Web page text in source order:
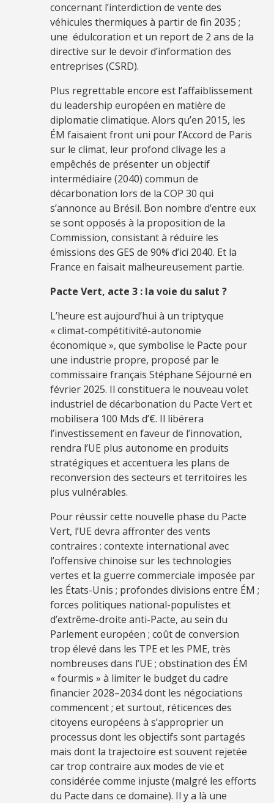
concernant l’interdiction de vente des
véhicules thermiques à partir de fin 2035 ;
une édulcoration et un report de 2 ans de la
directive sur le devoir d’information des
entreprises (CSRD).
Plus regrettable encore est l’affaiblissement
du leadership européen en matière de
diplomatie climatique. Alors qu’en 2015, les
ÉM faisaient front uni pour l’Accord de Paris
sur le climat, leur profond clivage les a
empêchés de présenter un objectif
intermédiaire (2040) commun de
décarbonation lors de la COP 30 qui
s’annonce au Brésil. Bon nombre d’entre eux
se sont opposés à la proposition de la
Commission, consistant à réduire les
émissions des GES de 90% d’ici 2040. Et la
France en faisait malheureusement partie.
Pacte Vert, acte 3 : la voie du salut ?
L’heure est aujourd’hui à un triptyque
« climat-compétitivité-autonomie
économique », que symbolise le Pacte pour
une industrie propre, proposé par le
commissaire français Stéphane Séjourné en
février 2025. Il constituera le nouveau volet
industriel de décarbonation du Pacte Vert et
mobilisera 100 Mds d’€. Il libérera
l’investissement en faveur de l’innovation,
rendra l’UE plus autonome en produits
stratégiques et accentuera les plans de
reconversion des secteurs et territoires les
plus vulnérables.
Pour réussir cette nouvelle phase du Pacte
Vert, l’UE devra affronter des vents
contraires : contexte international avec
l’offensive chinoise sur les technologies
vertes et la guerre commerciale imposée par
les États-Unis ; profondes divisions entre ÉM ;
forces politiques national-populistes et
d’extrême-droite anti-Pacte, au sein du
Parlement européen ; coût de conversion
trop élevé dans les TPE et les PME, très
nombreuses dans l’UE ; obstination des ÉM
« fourmis » à limiter le budget du cadre
financier 2028–2034 dont les négociations
commencent ; et surtout, réticences des
citoyens européens à s’approprier un
processus dont les objectifs sont partagés
mais dont la trajectoire est souvent rejetée
car trop contraire aux modes de vie et
considérée comme injuste (malgré les efforts
du Pacte dans ce domaine). Il y a là une